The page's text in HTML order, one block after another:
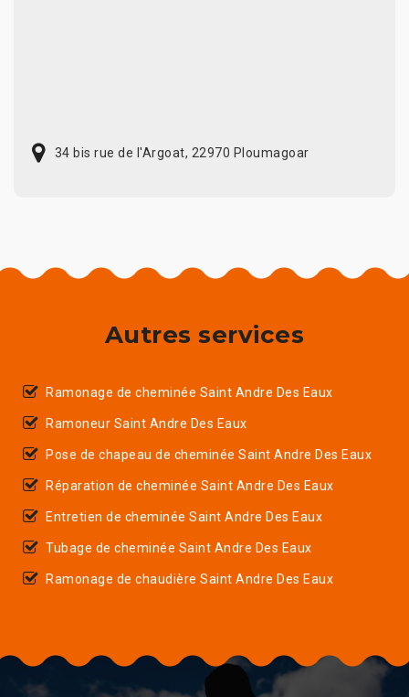
34 bis rue de l'Argoat, 22970 Ploumagoar
Autres services
Ramonage de cheminée Saint Andre Des Eaux
Ramoneur Saint Andre Des Eaux
Pose de chapeau de cheminée Saint Andre Des Eaux
Réparation de cheminée Saint Andre Des Eaux
Entretien de cheminée Saint Andre Des Eaux
Tubage de cheminée Saint Andre Des Eaux
Ramonage de chaudière Saint Andre Des Eaux